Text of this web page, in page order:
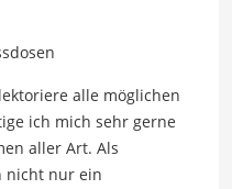
alle möglichen
ich mich sehr gerne
aller Art. Als
nicht nur ein